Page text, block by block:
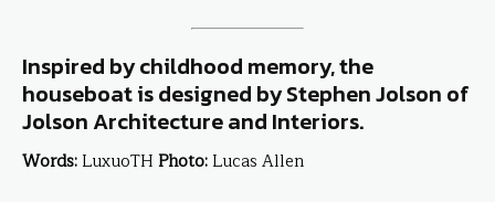
Inspired by childhood memory, the
houseboat is designed by Stephen Jolson of
Jolson Architecture and Interiors.
Words:LuxuoTH Photo:Lucas Allen